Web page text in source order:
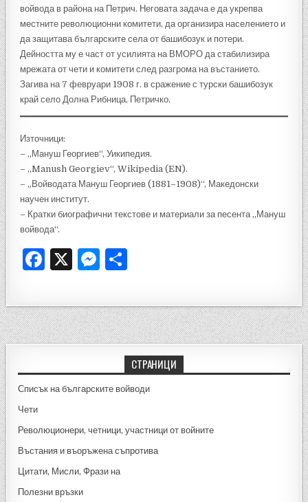
войвода в района на Петрич. Неговата задача е да укрепва
местните революционни комитети, да организира населението и
да защитава българските села от башибозук и потери.
Дейността му е част от усилията на ВМОРО да стабилизира
мрежата от чети и комитети след разгрома на въстанието.
Загива на 7 февруари 1908 г. в сражение с турски башибозук
край село Долна Рибница, Петричко.
Източници:
– „Мануш Георгиев“, Уикипедия.
– „Manush Georgiev“, Wikipedia (EN).
– „Войводата Мануш Георгиев (1881–1908)“, Македонски
научен институт.
– Кратки биографични текстове и материали за песента „Мануш
войвода“.
F
c
e
b
o
o
X
M
se
n
g
er
ar
e
СТРАНИЦИ
Списък на българските войводи
Чети
Революционери, четници, участници от войните
Въстания и въоръжена съпротива
Цитати, Мисли, Фрази на
Полезни връзки